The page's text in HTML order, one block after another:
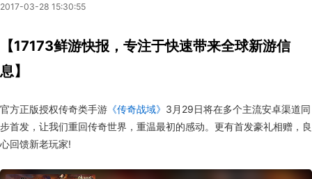
2017-03-28 15:30:55
【17173鲜游快报，专注于快速带来全球新游信
息】
官方正版授权传奇类手游 《传奇战域》 3月29日将在多个主流安卓渠道同
步首发，让我们重回传奇世界，重温最初的感动。更有首发豪礼相赠，良
心回馈新老玩家!